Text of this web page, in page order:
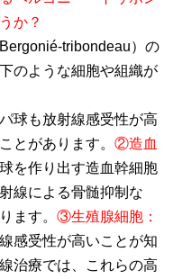
か？
Bergonié-tribondeau）の
のような細胞や組織が
球も放射線感受性が高
とがあります。 ②造血
を作り出す造血幹細胞
線による骨髄抑制な
ます。 ③生殖腺細胞：
感受性が高いことが知
治療では、これらの高